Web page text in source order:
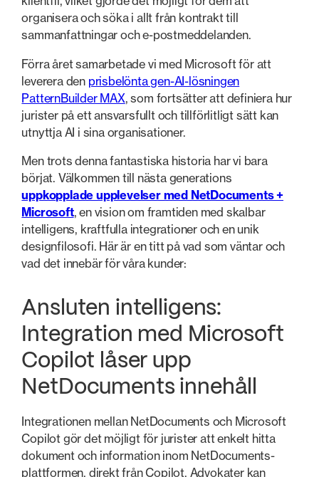
organisera och söka i allt från kontrakt till
sammanfattningar och e-postmeddelanden.
Förra året samarbetade vi med Microsoft för att
leverera den prisbelönta gen-AI-lösningen
PatternBuilder MAX, som fortsätter att definiera hur
jurister på ett ansvarsfullt och tillförlitligt sätt kan
utnyttja AI i sina organisationer.
Men trots denna fantastiska historia har vi bara
börjat. Välkommen till nästa generations
uppkopplade upplevelser med NetDocuments +
Microsoft, en vision om framtiden med skalbar
intelligens, kraftfulla integrationer och en unik
designfilosofi. Här är en titt på vad som väntar och
vad det innebär för våra kunder:
Ansluten intelligens:
Integration med Microsoft
Copilot låser upp
NetDocuments innehåll
Integrationen mellan NetDocuments och Microsoft
Copilot gör det möjligt för jurister att enkelt hitta
dokument och information inom NetDocuments-
plattformen, direkt från Copilot. Advokater kan